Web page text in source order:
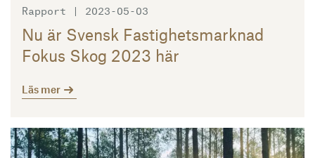
Rapport | 2023-05-03
Nu är Svensk Fastighetsmarknad
Fokus Skog 2023 här
Läs mer
Läs mer